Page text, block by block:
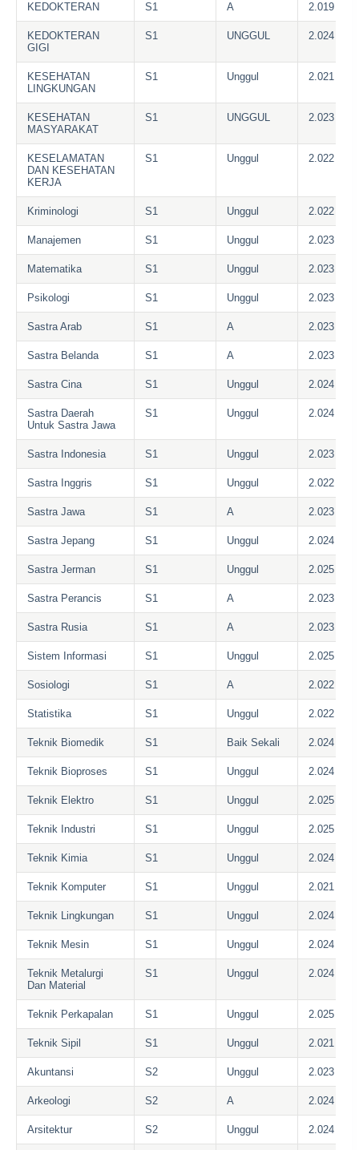
KEDOKTERAN S1 A 2.019
KEDOKTERAN
GIGI
S1 UNGGUL 2.024
KESEHATAN
LINGKUNGAN
S1 Unggul 2.021
KESEHATAN
MASYARAKAT
S1 UNGGUL 2.023
KESELAMATAN
DAN KESEHATAN
KERJA
S1 Unggul 2.022
Kriminologi S1 Unggul 2.022
Manajemen S1 Unggul 2.023
Matematika S1 Unggul 2.023
Psikologi S1 Unggul 2.023
Sastra Arab S1 A 2.023
Sastra Belanda S1 A 2.023
Sastra Cina S1 Unggul 2.024
Sastra Daerah
Untuk Sastra Jawa
S1 Unggul 2.024
Sastra Indonesia S1 Unggul 2.023
Sastra Inggris S1 Unggul 2.022
Sastra Jawa S1 A 2.023
Sastra Jepang S1 Unggul 2.024
Sastra Jerman S1 Unggul 2.025
Sastra Perancis S1 A 2.023
Sastra Rusia S1 A 2.023
Sistem Informasi S1 Unggul 2.025
Sosiologi S1 A 2.022
Statistika S1 Unggul 2.022
Teknik Biomedik S1 Baik Sekali 2.024
Teknik Bioproses S1 Unggul 2.024
Teknik Elektro S1 Unggul 2.025
Teknik Industri S1 Unggul 2.025
Teknik Kimia S1 Unggul 2.024
Teknik Komputer S1 Unggul 2.021
Teknik Lingkungan S1 Unggul 2.024
Teknik Mesin S1 Unggul 2.024
Teknik Metalurgi
Dan Material
S1 Unggul 2.024
Teknik Perkapalan S1 Unggul 2.025
Teknik Sipil S1 Unggul 2.021
Akuntansi S2 Unggul 2.023
Arkeologi S2 A 2.024
Arsitektur S2 Unggul 2.024